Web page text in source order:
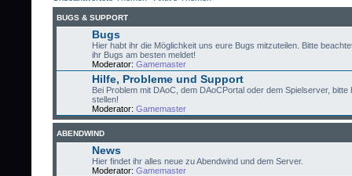
BUGS & SUPPORT
Bugs
Hier habt ihr die Möglichkeit uns eure Bugs mitzuteilen. Bitte
ihr Bugs am besten meldet!
Moderator: Gamemaster
Hilfe, Probleme und Support
Bei Problem mit DAoC, dem DAoCPortal oder dem Spielserver, bitte
stellen!
Moderator: Gamemaster
ABENDWIND
News
Hier findet ihr alles neue zu Abendwind und dem Server.
Moderator: Gamemaster